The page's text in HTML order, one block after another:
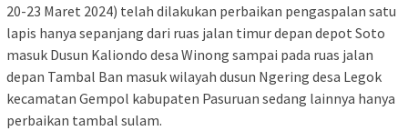
20-23 Maret 2024) telah dilakukan perbaikan pengaspalan satu
lapis hanya sepanjang dari ruas jalan timur depan depot Soto
masuk Dusun Kaliondo desa Winong sampai pada ruas jalan
depan Tambal Ban masuk wilayah dusun Ngering desa Legok
kecamatan Gempol kabupaten Pasuruan sedang lainnya hanya
perbaikan tambal sulam.